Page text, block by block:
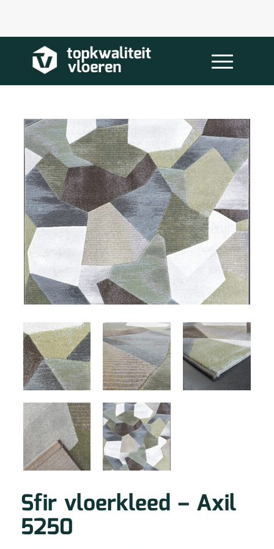
Sfir vloerkleed – Axil
5250